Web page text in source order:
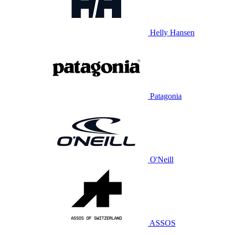
Helly Hansen
Patagonia
O'Neill
ASSOS